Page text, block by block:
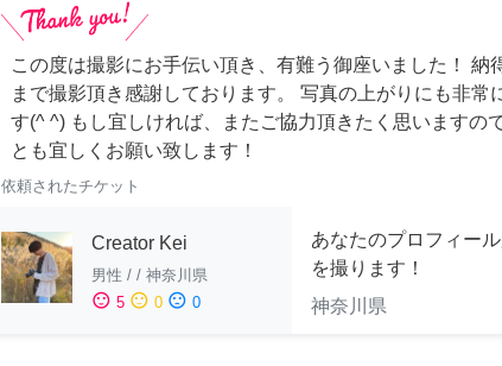
この度は撮影にお手伝い頂き、有難う御座いました！ 納
まで撮影頂き感謝しております。 写真の上がりにも非常
す(^ ^) もし宜しければ、またご協力頂きたく思いますの
とも宜しくお願い致します！
依頼されたチケット
Creator Kei
男性 / / 神奈川県
sentiment_satisfied 5 sentiment_neutral 0 sentiment_dissatisfied 0
あなたのプロフィー
を撮ります！
神奈川県